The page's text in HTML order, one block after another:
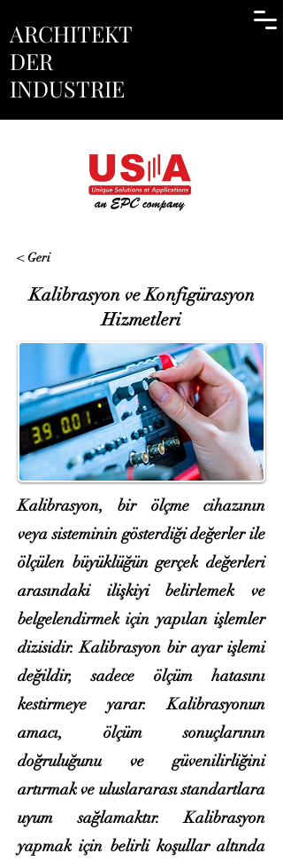
ARCHITEKT
DER
INDUSTRIE
< Geri
Kalibrasyon ve Konfigürasyon
Hizmetleri
Kalibrasyon, bir ölçme cihazının
veya sisteminin gösterdiği değerler ile
ölçülen büyüklüğün gerçek değerleri
arasındaki ilişkiyi belirlemek ve
belgelendirmek için yapılan işlemler
dizisidir. Kalibrasyon bir ayar işlemi
değildir, sadece ölçüm hatasını
kestirmeye yarar. Kalibrasyonun
amacı, ölçüm sonuçlarının
doğruluğunu ve güvenilirliğini
artırmak ve uluslararası standartlara
uyum sağlamaktır. Kalibrasyon
yapmak için belirli koşullar altında